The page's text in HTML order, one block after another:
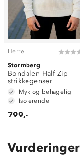
Herre
Stormberg
Bondalen Half Zip
strikkegenser
Myk og behagelig
Isolerende
799,-
Vurderinger